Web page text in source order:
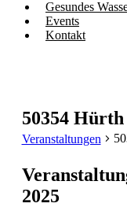
Gesundes
Events
Kontakt
50354
Veranstaltungen
2025